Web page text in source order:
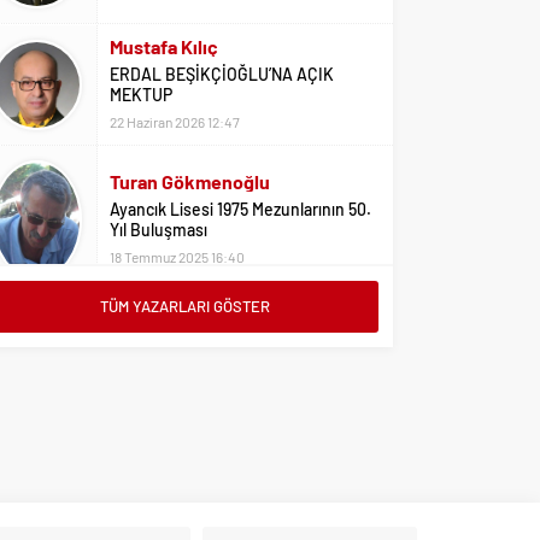
Mustafa Kılıç
ERDAL BEŞİKÇİOĞLU’NA AÇIK
MEKTUP
22 Haziran 2026 12:47
Turan Gökmenoğlu
Ayancık Lisesi 1975 Mezunlarının 50.
Yıl Buluşması
18 Temmuz 2025 16:40
Adil Yıldız
TÜM YAZARLARI GÖSTER